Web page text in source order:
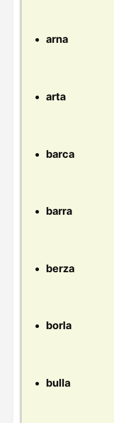
arna
arta
barca
barra
berza
borla
bulla